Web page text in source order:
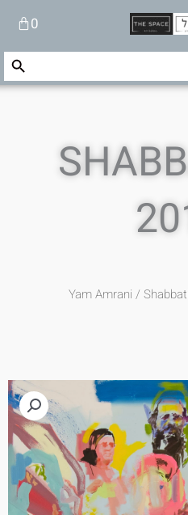
0עגלת
קניות
Yam Amrani/